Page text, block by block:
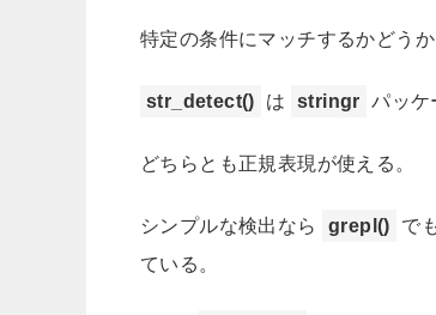
特定の条件にマッチするかどう
str_detect() は stringr パッケ
どちらとも正規表現が使える。
シンプルな検出なら grepl() で
ている。